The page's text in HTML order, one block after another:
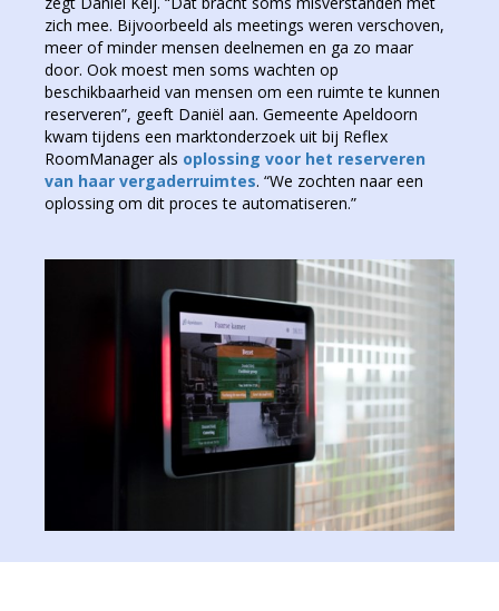
zich mee. Bijvoorbeeld als meetings weren verschoven,
meer of minder mensen deelnemen en ga zo maar
door. Ook moest men soms wachten op
beschikbaarheid van mensen om een ruimte te kunnen
reserveren”, geeft Daniël aan. Gemeente Apeldoorn
kwam tijdens een marktonderzoek uit bij Reflex
RoomManager als oplossing voor het reserveren
van haar vergaderruimtes. “We zochten naar een
oplossing om dit proces te automatiseren.”